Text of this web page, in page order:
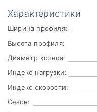
Характеристики
Ширина профиля:
Высота профиля:
Диаметр колеса:
Индекс нагрузки:
Индекс скорости:
Сезон: